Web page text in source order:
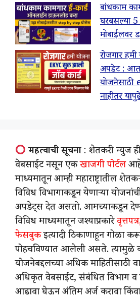
बांधकाम
घरबसल्या 5
मोबाईलवर
रोजगार
अपडेट :
योजनेसाठी
नाहीतर
महत्वाची सूचना: शेतकरी न्युज
वेबसाईट नसून एकखाजगी पोर्टल
माध्यमातून आम्ही महाराष्ट्रातील
विविध विभागाकडून येणाऱ्या
अपडेट्स देत असतो. आमच्याकडून
विविध माध्यमातून जश्याप्रकारे
फेसबुकइत्यादी ठिकाणाहून गोळा
पोहचविण्यात आलेली असते. त्यामुळे
योजनेबद्दलच्या अधिक माहितीसाठी
अधिकृत वेबसाईट, संबंधित विभाग व
आढावा घेऊन अंतिम अर्ज करावा किंवा